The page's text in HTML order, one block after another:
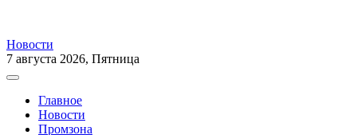
Новости
7 августа 2026, Пятница
Главное
Новости
Промзона